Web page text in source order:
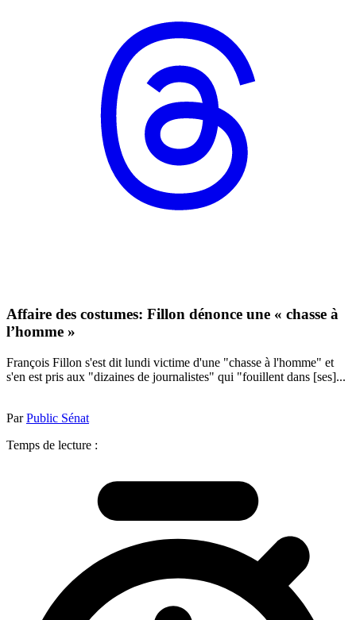
Affaire des costumes: Fillon dénonce une « chasse à
l’homme »
François Fillon s'est dit lundi victime d'une "chasse à l'homme" et
s'en est pris aux "dizaines de journalistes" qui "fouillent dans [ses]...
ParPublic Sénat
Temps de lecture :